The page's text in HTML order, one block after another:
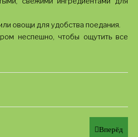
овощи для удобства поедания.
неспешно, чтобы ощутить все
Вперёд